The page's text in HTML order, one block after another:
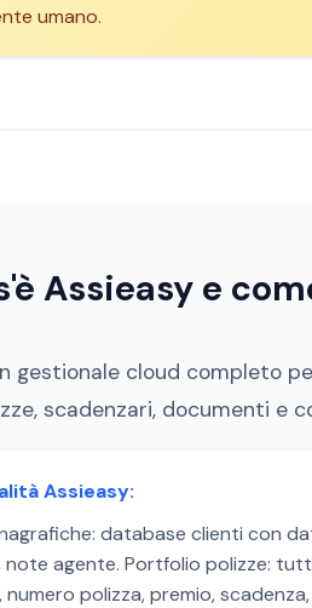
umano.
Assieasy e
gestionale cloud completo
scadenzari, documenti e
Assieasy:
database clienti con
note agente. Portfolio polizze:
numero polizza, premio,